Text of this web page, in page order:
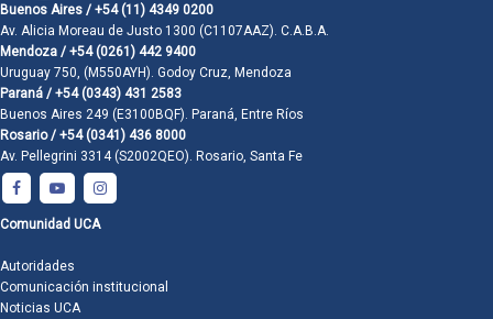
Buenos Aires / +54 (11) 4349 0200
Av. Alicia Moreau de Justo 1300 (C1107AAZ). C.A.B.A.
Mendoza / +54 (0261) 442 9400
Uruguay 750, (M550AYH). Godoy Cruz, Mendoza
Paraná / +54 (0343) 431 2583
Buenos Aires 249 (E3100BQF). Paraná, Entre Ríos
Rosario / +54 (0341) 436 8000
Av. Pellegrini 3314 (S2002QEO). Rosario, Santa Fe
Comunidad UCA
Autoridades
Comunicación institucional
Noticias UCA